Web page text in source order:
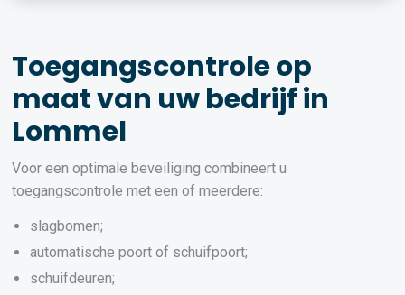
Toegangscontrole op
maat van uw bedrijf in
Lommel
Voor een optimale beveiliging combineert u
toegangscontrole met een of meerdere:
slagbomen;
automatische poort of schuifpoort;
schuifdeuren;